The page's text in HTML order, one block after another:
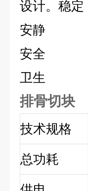
设计。稳定
安静
安全
卫生
排骨切块
技术规格
总功耗